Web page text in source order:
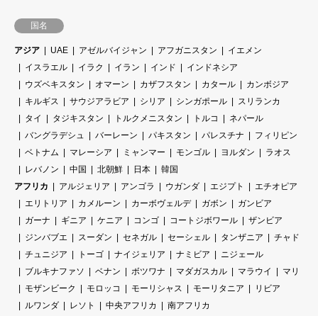
国名
アジア UAE アゼルバイジャン アフガニスタン
イエメン
イスラエル
イラク イラン インド
インドネシア
ウズベキスタン
オマーン カザフスタン カタール
カンボジア
キルギス
サウジアラビア シリア シンガポール
スリランカ
タイ
タジキスタン トルクメニスタン トルコ
ネパール
バングラデシュ
バーレーン パキスタン パレスチナ
フィリピン
ベトナム
マレーシア ミャンマー モンゴル ヨルダン
ラオス
レバノン
中国 北朝鮮 日本
韓国
アフリカ
アルジェリア アンゴラ ウガンダ エジプト
エチオピア
エリトリア
カメルーン カーボヴェルデ ガボン
ガンビア
ガーナ
ギニア ケニア コンゴ コートジボワール
ザンビア
ジンバブエ
スーダン セネガル セーシェル タンザニア
チャド
チュニジア
トーゴ ナイジェリア ナミビア
ニジェール
ブルキナファソ
ベナン ボツワナ マダガスカル マラウイ
マリ
モザンビーク
モロッコ モーリシャス モーリタニア
リビア
ルワンダ
レソト 中央アフリカ
南アフリカ